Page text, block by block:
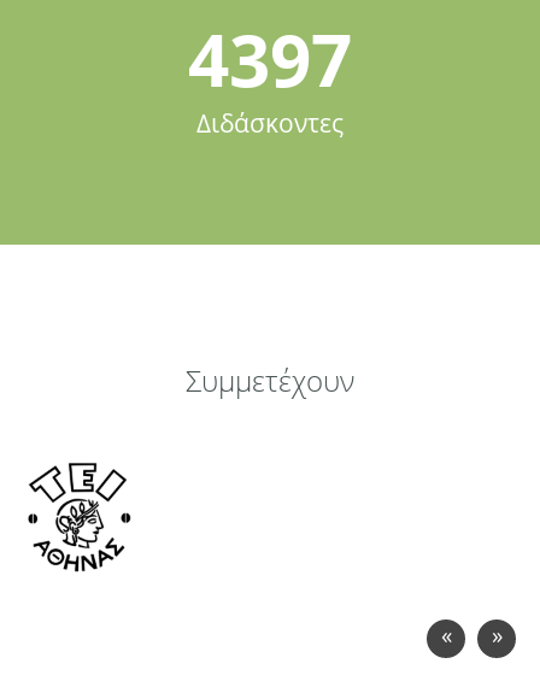
4397
Διδάσκοντες
Συμμετέχουν
« »